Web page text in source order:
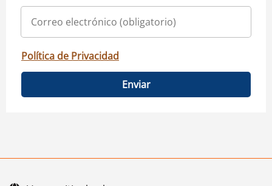
Política de Privacidad
Enviar